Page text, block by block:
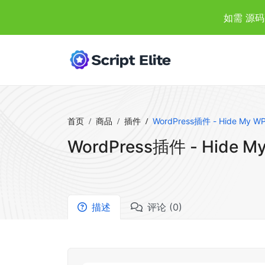
如需 源
首页 商品 插件 WordPress插件 - Hide My
WordPress插件 - Hide
描述 评论 (0)